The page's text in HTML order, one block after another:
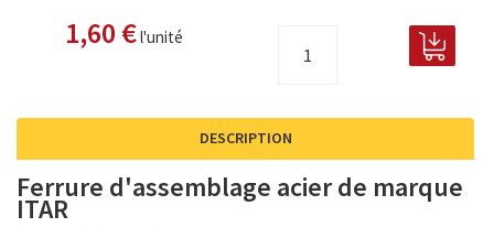
1,60 €l'unité
DESCRIPTION
Ferrure d'assemblage acier de marque
ITAR